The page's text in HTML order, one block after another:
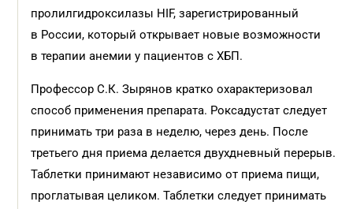
пролилгидроксилазы HIF, зарегистрированный
в России, который открывает новые возможности
в терапии анемии у пациентов с ХБП.
Профессор С.К. Зырянов кратко охарактеризовал
способ применения препарата. Роксадустат следует
принимать три раза в неделю, через день. После
третьего дня приема делается двухдневный перерыв.
Таблетки принимают независимо от приема пищи,
проглатывая целиком. Таблетки следует принимать